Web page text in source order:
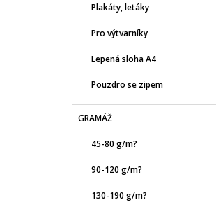
Plakáty, letáky
Pro výtvarníky
Lepená sloha A4
Pouzdro se zipem
GRAMÁŽ
45-80 g/m?
90-120 g/m?
130-190 g/m?